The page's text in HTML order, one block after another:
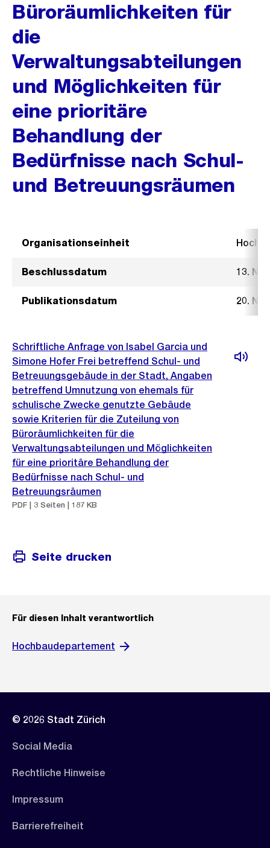
Büroräumlichkeiten für
die
Verwaltungsabteilungen
und Möglichkeiten für
eine prioritäre
Behandlung der
Bedürfnisse nach Schul-
und Betreuungsräumen
Organisationseinheit
Beschlussdatum 13.
Publikationsdatum 20.
Schriftliche Anfrage von Isabel Garcia und
Simone Hofer Frei betreffend Schul- und
Betreuungsgebäude in der Stadt, Angaben
betreffend Umnutzung von ehemals für
schulische Zwecke genutzte Gebäude
sowie Kriterien für die Zuteilung von
Büroräumlichkeiten für die
Verwaltungsabteilungen und Möglichkeiten
für eine prioritäre Behandlung der
Bedürfnisse nach Schul- und
Betreuungsräumen
PDF | 3 Seiten | 187 KB
Seite drucken
Für diesen Inhalt verantwortlich
Hochbaudepartement
© 2026 Stadt Zürich
Social Media
Rechtliche Hinweise
Impressum
Barrierefreiheit